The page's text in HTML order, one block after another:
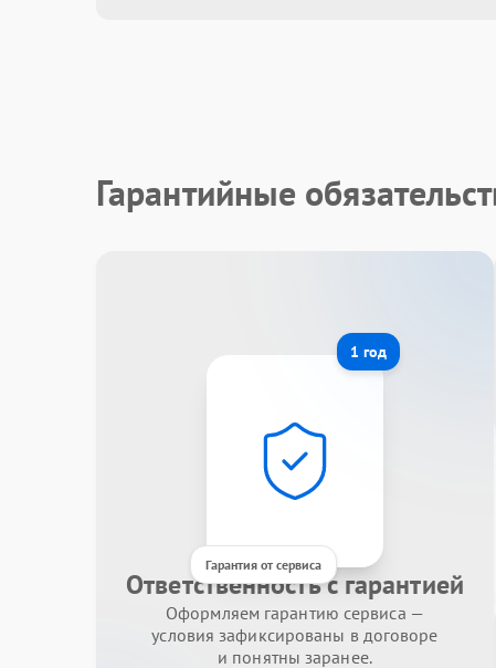
Гарантийные
1 год
Гарантия от сервиса
Ответственность с гарантией
Оформляем гарантию сервиса —
условия зафиксированы в договоре
и понятны заранее.